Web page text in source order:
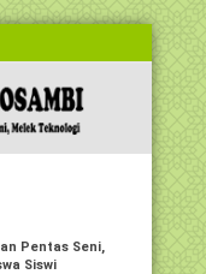
Pentas Seni,
Siswi